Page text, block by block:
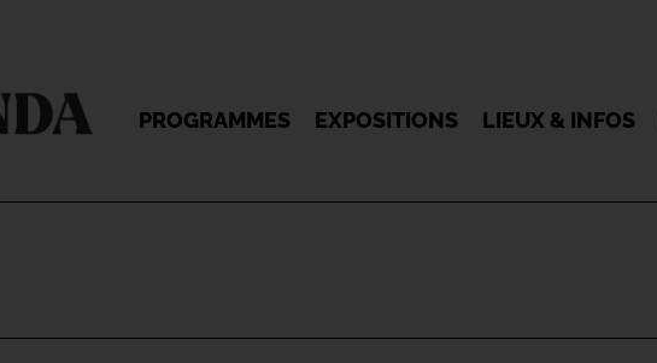
PROGRAMMES EXPOSITIONS LIEUX & INFOS